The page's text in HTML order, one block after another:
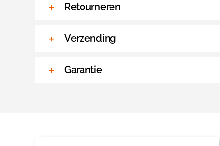
Retourneren
Verzending
Garantie